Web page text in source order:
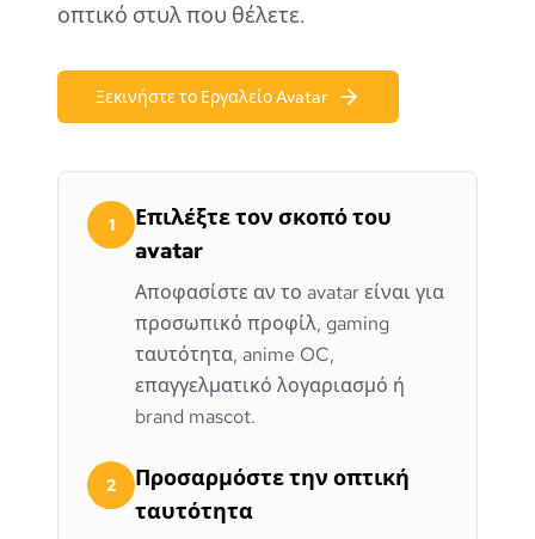
οπτικό στυλ που θέλετε.
Ξεκινήστε το Εργαλείο Avatar
1
Επιλέξτε τον σκοπό του
avatar
Αποφασίστε αν το avatar είναι για
προσωπικό προφίλ, gaming
ταυτότητα, anime OC,
επαγγελματικό λογαριασμό ή
brand mascot.
2
Προσαρμόστε την οπτική
ταυτότητα